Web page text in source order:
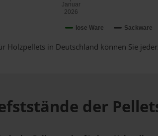
lose Ware Sackware
Januar
2026
Holzpellets in Deutschland können Sie
der